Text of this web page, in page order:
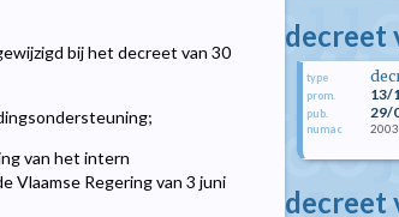
bij het decreet van 30
van het intern
Vlaamse Regering van 3 juni
decreet
type
prom. 13/
pub. 29/
numac
decreet